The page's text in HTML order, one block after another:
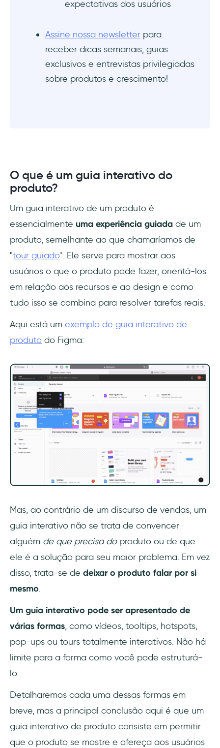
expectativas dos usuários
Assine nossa newsletter para
receber dicas semanais, guias
exclusivos e entrevistas privilegiadas
sobre produtos e crescimento!
O que é um guia interativo do
produto?
Um guia interativo de um produto é
essencialmente uma experiência guiada de um
produto, semelhante ao que chamaríamos de
"tour guiado". Ele serve para mostrar aos
usuários o que o produto pode fazer, orientá-los
em relação aos recursos e ao design e como
tudo isso se combina para resolver tarefas reais.
Aqui está um exemplo de guia interativo de
produto do Figma:
Mas, ao contrário de um discurso de vendas, um
guia interativo não se trata de convencer
alguém de que precisa do produto ou de que
ele é a solução para seu maior problema. Em vez
disso, trata-se de deixar o produto falar por si
mesmo.
Um guia interativo pode ser apresentado de
várias formas, como vídeos, tooltips, hotspots,
pop-ups ou tours totalmente interativos. Não há
limite para a forma como você pode estruturá-
lo.
Detalharemos cada uma dessas formas em
breve, mas a principal conclusão aqui é que um
guia interativo de produto consiste em permitir
que o produto se mostre e ofereça aos usuários